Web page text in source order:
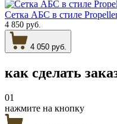
Сетка АБС в стиле
4 850 руб.
4 050 руб.
как сделать
01
нажмите на кнопку